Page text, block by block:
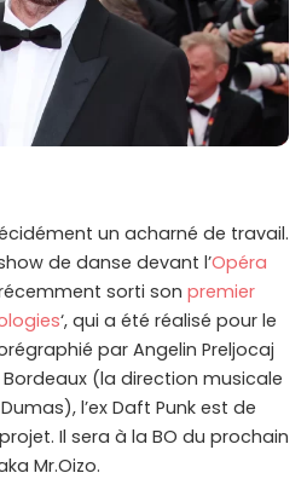
un acharné de travail.
de danse devant l’Opéra
sorti son premier
‘, qui a été réalisé pour le
par Angelin Preljocaj
(la direction musicale
l’ex Daft Punk est de
Il sera à la BO du prochain
Mr.Oizo.